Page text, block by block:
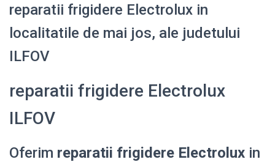
reparatii frigidere Electrolux in
localitatile de mai jos, ale judetului
ILFOV
reparatii frigidere Electrolux
ILFOV
Oferim reparatii frigidere Electrolux in